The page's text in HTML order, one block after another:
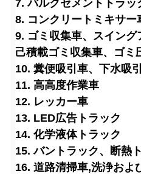
7. バルクセメントトラッ
8. コンクリートミキサー
9. ゴミ収集車、スイング
己積載ゴミ収集車、ゴミ
10. 糞便吸引車、下水吸
11. 高高度作業車
12. レッカー車
13. LED広告トラック
14. 化学液体トラック
15. バントラック、断熱
16. 道路清掃車,洗浄およ